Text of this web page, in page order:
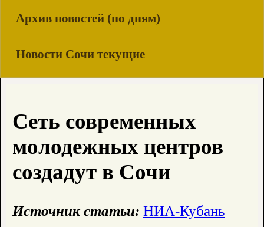
Архив новостей (по дням)
Новости Сочи текущие
Сеть современных
молодежных центров
создадут в Сочи
Источник статьи: НИА-Кубань